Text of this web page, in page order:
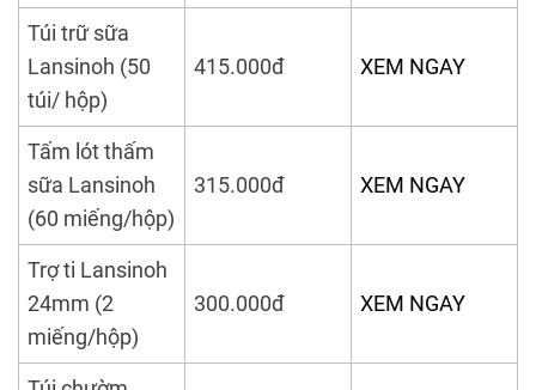
Túi trữ sữa
Lansinoh (50
túi/ hộp)
415.000đ XEM NGAY
Tấm lót thấm
sữa Lansinoh
(60 miếng/hộp)
315.000đ XEM NGAY
Trợ ti Lansinoh
24mm (2
miếng/hộp)
300.000đ XEM NGAY